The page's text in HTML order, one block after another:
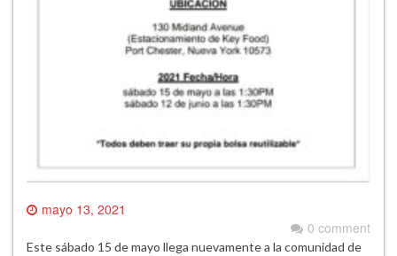
mayo 13, 2021
0 comment
Este sábado 15 de mayo llega nuevamente a la comunidad de